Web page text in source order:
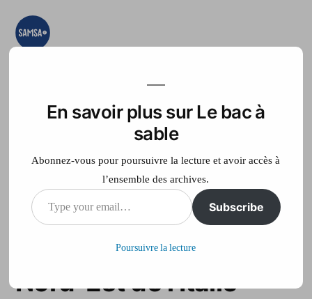
Aller
teste, on expérimente
Accueil France Télé
Un séisme provoque
six morts dans le
Nord-Est de l’Italie
En savoir plus sur Le bac à
sable
Abonnez-vous pour poursuivre la lecture et avoir accès à
l’ensemble des archives.
Type
your
Subscribe
Poursuivre la lecture